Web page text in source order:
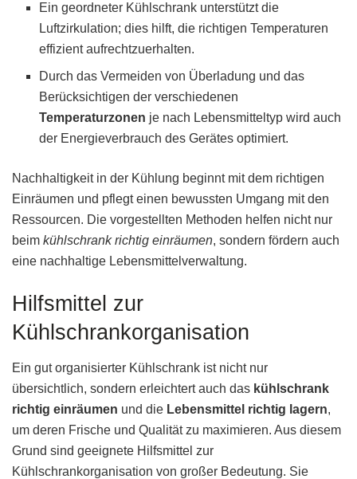
Ein geordneter Kühlschrank unterstützt die
Luftzirkulation; dies hilft, die richtigen Temperaturen
effizient aufrechtzuerhalten.
Durch das Vermeiden von Überladung und das
Berücksichtigen der verschiedenen
Temperaturzonen je nach Lebensmitteltyp wird auch
der Energieverbrauch des Gerätes optimiert.
Nachhaltigkeit in der Kühlung beginnt mit dem richtigen
Einräumen und pflegt einen bewussten Umgang mit den
Ressourcen. Die vorgestellten Methoden helfen nicht nur
beim kühlschrank richtig einräumen, sondern fördern auch
eine nachhaltige Lebensmittelverwaltung.
Hilfsmittel zur
Kühlschrankorganisation
Ein gut organisierter Kühlschrank ist nicht nur
übersichtlich, sondern erleichtert auch das kühlschrank
richtig einräumen und die Lebensmittel richtig lagern,
um deren Frische und Qualität zu maximieren. Aus diesem
Grund sind geeignete Hilfsmittel zur
Kühlschrankorganisation von großer Bedeutung. Sie